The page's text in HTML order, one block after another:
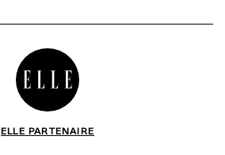
ELLE PARTENAIRE